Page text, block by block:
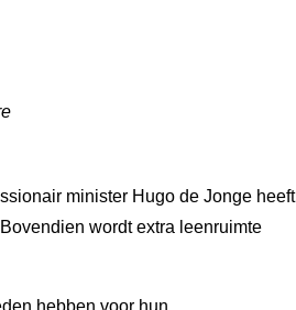
minister Hugo de Jonge heeft
wordt extra leenruimte
hebben voor hun